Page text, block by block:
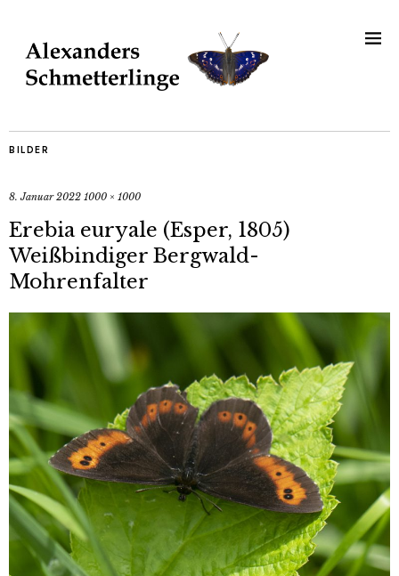
BILDER
8. Januar 2022 1000 × 1000
Erebia euryale (Esper, 1805)
Weißbindiger Bergwald-
Mohrenfalter